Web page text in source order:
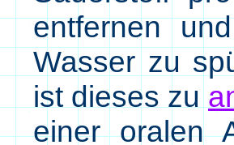
entfernen
Wasser zu
ist dieses zu
einer oralen